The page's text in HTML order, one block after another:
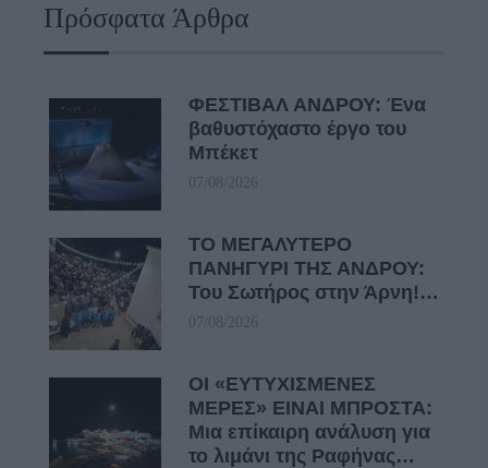
Πρόσφατα Άρθρα
ΦΕΣΤΙΒΑΛ ΑΝΔΡΟΥ: Ένα
βαθυστόχαστο έργο του
Μπέκετ
07/08/2026
ΤΟ ΜΕΓΑΛΥΤΕΡΟ
ΠΑΝΗΓΥΡΙ ΤΗΣ ΑΝΔΡΟΥ:
Του Σωτήρος στην Άρνη!…
07/08/2026
ΟΙ «ΕΥΤΥΧΙΣΜΕΝΕΣ
ΜΕΡΕΣ» ΕΙΝΑΙ ΜΠΡΟΣΤΑ:
Μια επίκαιρη ανάλυση για
το λιμάνι της Ραφήνας…